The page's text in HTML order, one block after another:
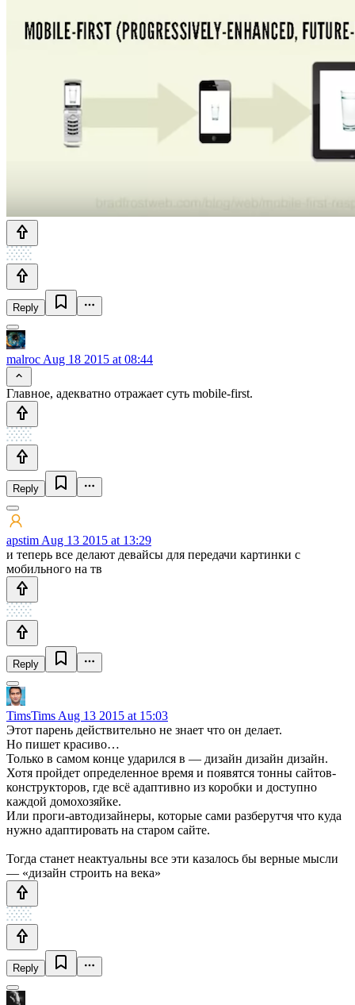
Reply
malroc Aug 18 2015 at 08:44
Главное, адекватно отражает суть mobile-first.
Reply
apstim Aug 13 2015 at 13:29
и теперь все делают девайсы для передачи картинки с
мобильного на тв
Reply
TimsTims Aug 13 2015 at 15:03
Этот парень действительно не знает что он делает.
Но пишет красиво…
Только в самом конце ударился в — дизайн дизайн дизайн.
Хотя пройдет определенное время и появятся тонны сайтов-
конструкторов, где всё адаптивно из коробки и доступно
каждой домохозяйке.
Или проги-автодизайнеры, которые сами разберутчя что куда
нужно адаптировать на старом сайте.
Тогда станет неактуальны все эти казалось бы верные мысли
— «дизайн строить на века»
Reply